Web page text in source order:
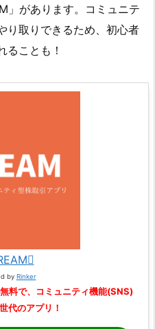
」があります。コミュニテ
り取りできるため、初心者
ることも！
by Rinker
料で、コミュニティ機能(SNS)
代のアプリ！